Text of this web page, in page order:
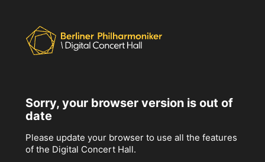
Sorry, your browser version is out of
date
Please update your browser to use all the features
of the Digital Concert Hall.